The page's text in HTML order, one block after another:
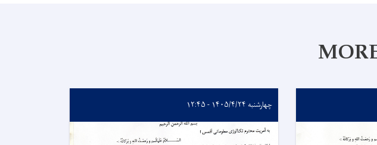
چهارشنبه ۱۴۰۵/۴/۲۴ - ۱۲:۴۵